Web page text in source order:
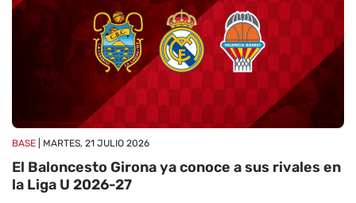
BASE | MARTES, 21 JULIO 2026
El Baloncesto Girona ya conoce a sus rivales en
la Liga U 2026-27